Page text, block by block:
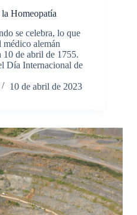
Homeopatía
se celebra, lo que
médico alemán
10 de abril de 1755.
Día Internacional de
10 de abril de 2023